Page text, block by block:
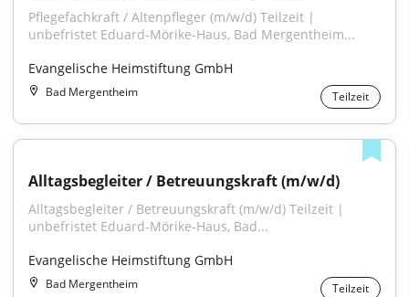
Pflegefachkraft / Altenpfleger (m/w/d) Teilzeit |
unbefristet Eduard-Mörike-Haus, Bad Mergentheim...
Evangelische Heimstiftung GmbH
Bad Mergentheim Teilzeit
Alltagsbegleiter / Betreuungskraft (m/w/d)
Alltagsbegleiter / Betreuungskraft (m/w/d) Teilzeit |
unbefristet Eduard-Mörike-Haus, Bad...
Evangelische Heimstiftung GmbH
Bad Mergentheim Teilzeit